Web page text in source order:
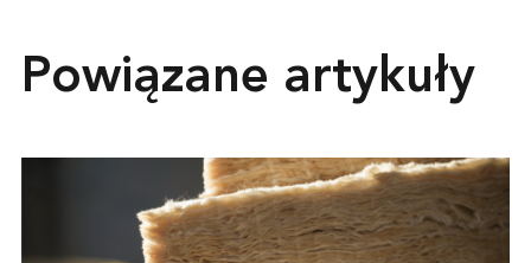
Powiązane artykuły